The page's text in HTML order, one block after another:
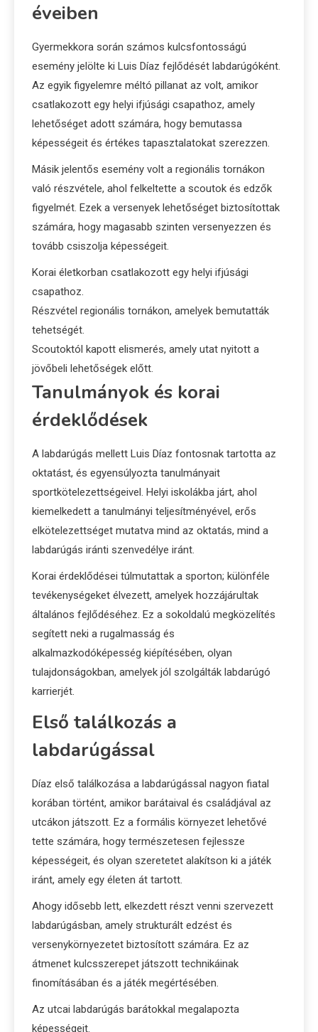
éveiben
Gyermekkora során számos kulcsfontosságú
esemény jelölte ki Luis Díaz fejlődését labdarúgóként.
Az egyik figyelemre méltó pillanat az volt, amikor
csatlakozott egy helyi ifjúsági csapathoz, amely
lehetőséget adott számára, hogy bemutassa
képességeit és értékes tapasztalatokat szerezzen.
Másik jelentős esemény volt a regionális tornákon
való részvétele, ahol felkeltette a scoutok és edzők
figyelmét. Ezek a versenyek lehetőséget biztosítottak
számára, hogy magasabb szinten versenyezzen és
tovább csiszolja képességeit.
Korai életkorban csatlakozott egy helyi ifjúsági
csapathoz.
Részvétel regionális tornákon, amelyek bemutatták
tehetségét.
Scoutoktól kapott elismerés, amely utat nyitott a
jövőbeli lehetőségek előtt.
Tanulmányok és korai
érdeklődések
A labdarúgás mellett Luis Díaz fontosnak tartotta az
oktatást, és egyensúlyozta tanulmányait
sportkötelezettségeivel. Helyi iskolákba járt, ahol
kiemelkedett a tanulmányi teljesítményével, erős
elkötelezettséget mutatva mind az oktatás, mind a
labdarúgás iránti szenvedélye iránt.
Korai érdeklődései túlmutattak a sporton; különféle
tevékenységeket élvezett, amelyek hozzájárultak
általános fejlődéséhez. Ez a sokoldalú megközelítés
segített neki a rugalmasság és
alkalmazkodóképesség kiépítésében, olyan
tulajdonságokban, amelyek jól szolgálták labdarúgó
karrierjét.
Első találkozás a
labdarúgással
Díaz első találkozása a labdarúgással nagyon fiatal
korában történt, amikor barátaival és családjával az
utcákon játszott. Ez a formális környezet lehetővé
tette számára, hogy természetesen fejlessze
képességeit, és olyan szeretetet alakítson ki a játék
iránt, amely egy életen át tartott.
Ahogy idősebb lett, elkezdett részt venni szervezett
labdarúgásban, amely strukturált edzést és
versenykörnyezetet biztosított számára. Ez az
átmenet kulcsszerepet játszott technikáinak
finomításában és a játék megértésében.
Az utcai labdarúgás barátokkal megalapozta
képességeit.